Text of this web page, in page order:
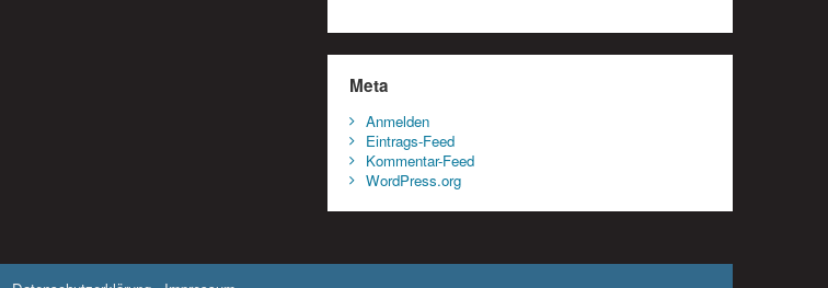
Meta
Anmelden
Eintrags-Feed
Kommentar-Feed
WordPress.org